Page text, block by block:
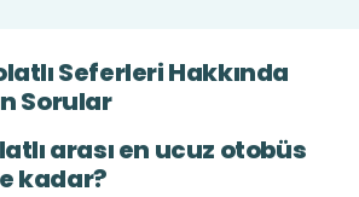
Seferleri Hakkında
Sorular
arası en ucuz otobüs
kadar?